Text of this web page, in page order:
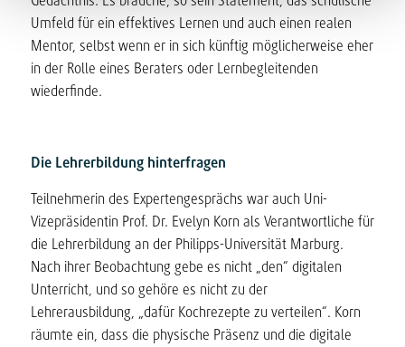
Umfeld für ein effektives Lernen und auch einen realen
Mentor, selbst wenn er in sich künftig möglicherweise eher
in der Rolle eines Beraters oder Lernbegleitenden
wiederfinde.
Die Lehrerbildung hinterfragen
Teilnehmerin des Expertengesprächs war auch Uni-
Vizepräsidentin Prof. Dr. Evelyn Korn als Verantwortliche für
die Lehrerbildung an der Philipps-Universität Marburg.
Nach ihrer Beobachtung gebe es nicht „den“ digitalen
Unterricht, und so gehöre es nicht zu der
Lehrerausbildung, „dafür Kochrezepte zu verteilen“. Korn
räumte ein, dass die physische Präsenz und die digitale